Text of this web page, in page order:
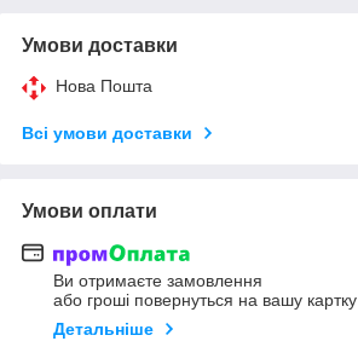
Умови доставки
Нова Пошта
Всі умови доставки
Умови оплати
Ви отримаєте замовлення
або гроші повернуться на вашу картку
Детальніше